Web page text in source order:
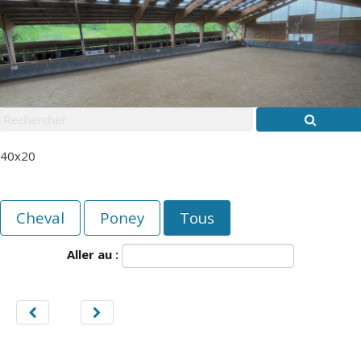
Menu
Mon compte
Panier
40x20
Cheval Poney Tous
Aller au :